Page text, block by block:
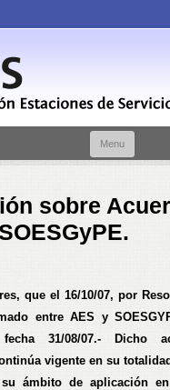
Menu
sobre
que el 16/10/07, por
entre AES y
31/08/07.- Dicho
vigente en su
ámbito de aplicación